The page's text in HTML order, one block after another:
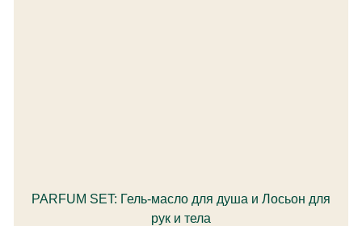
PARFUM SET: Гель-масло для душа и Лосьон для
рук и тела